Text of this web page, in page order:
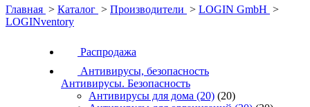
Главная > Каталог > Производители > LOGIN GmbH >
LOGINventory
Распродажа
Антивирусы, безопасность
Антивирусы. Безопасность
Антивирусы для дома (20) (20)